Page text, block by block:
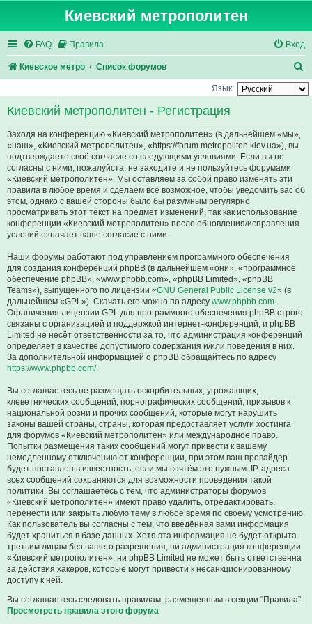
Киевский метрополитен
FAQ Правила Вход
Киевское метро Список форумов
о
с
Язык:
Киевский метрополитен - Регистрация
Заходя на конференцию «Киевский метрополитен» (в дальнейшем «мы»,
«наш», «Киевский метрополитен», «https://forum.metropoliten.kiev.ua»), вы
подтверждаете своё согласие со следующими условиями. Если вы не
согласны с ними, пожалуйста, не заходите и не пользуйтесь форумами
«Киевский метрополитен». Мы оставляем за собой право изменять эти
правила в любое время и сделаем всё возможное, чтобы уведомить вас об
этом, однако с вашей стороны было бы разумным регулярно
просматривать этот текст на предмет изменений, так как использование
конференции «Киевский метрополитен» после обновления/исправления
условий означает ваше согласие с ними.
Наши форумы работают под управлением программного обеспечения
для создания конференций phpBB (в дальнейшем «они», «программное
обеспечение phpBB», «www.phpbb.com», «phpBB Limited», «phpBB
Teams»), выпущенного по лицензии «GNU General Public License v2» (в
дальнейшем «GPL»). Скачать его можно по адресу www.phpbb.com.
Ограничения лицензии GPL для программного обеспечения phpBB строго
связаны с организацией и поддержкой интернет-конференций, и phpBB
Limited не несёт ответственности за то, что администрация конференций
определяет в качестве допустимого содержания и/или поведения в них.
За дополнительной информацией о phpBB обращайтесь по адресу
https://www.phpbb.com/.
Вы соглашаетесь не размещать оскорбительных, угрожающих,
клеветнических сообщений, порнографических сообщений, призывов к
национальной розни и прочих сообщений, которые могут нарушить
законы вашей страны, страны, которая предоставляет услуги хостинга
для форумов «Киевский метрополитен» или международное право.
Попытки размещения таких сообщений могут привести к вашему
немедленному отключению от конференции, при этом ваш провайдер
будет поставлен в известность, если мы сочтём это нужным. IP-адреса
всех сообщений сохраняются для возможности проведения такой
политики. Вы соглашаетесь с тем, что администраторы форумов
«Киевский метрополитен» имеют право удалить, отредактировать,
перенести или закрыть любую тему в любое время по своему усмотрению.
Как пользователь вы согласны с тем, что введённая вами информация
будет храниться в базе данных. Хотя эта информация не будет открыта
третьим лицам без вашего разрешения, ни администрация конференции
«Киевский метрополитен», ни phpBB Limited не может быть ответственна
за действия хакеров, которые могут привести к несанкционированному
доступу к ней.
Вы соглашаетесь следовать правилам, размещенным в секции “Правила”:
Просмотреть правила этого форума